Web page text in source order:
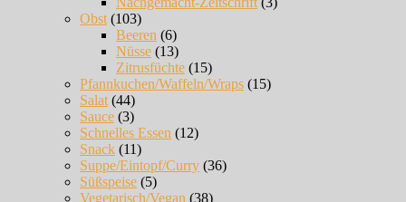
Obst(103)
Beeren (6)
Nüsse (13)
Zitrusfüchte (15)
Pfannkuchen/Waffeln/Wraps (15)
Salat(44)
Sauce (3)
Schnelles Essen (12)
Snack (11)
Suppe/Eintopf/Curry (36)
Süßspeise (5)
Vegetarisch/Vegan (38)